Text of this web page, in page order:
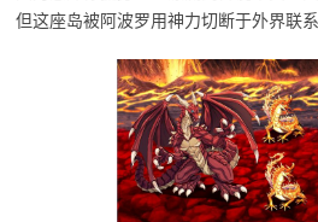
但这座岛被阿波罗用神力切断于外界联